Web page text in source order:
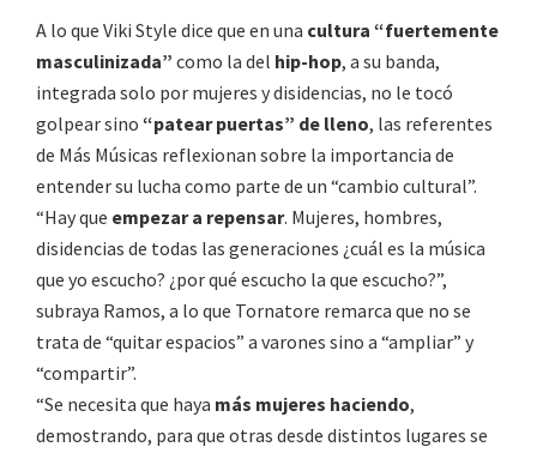
A lo que Viki Style dice que en una cultura “fuertemente
masculinizada” como la del hip-hop, a su banda,
integrada solo por mujeres y disidencias, no le tocó
golpear sino “patear puertas” de lleno, las referentes
de Más Músicas reflexionan sobre la importancia de
entender su lucha como parte de un “cambio cultural”.
“Hay que empezar a repensar. Mujeres, hombres,
disidencias de todas las generaciones ¿cuál es la música
que yo escucho? ¿por qué escucho la que escucho?”,
subraya Ramos, a lo que Tornatore remarca que no se
trata de “quitar espacios” a varones sino a “ampliar” y
“compartir”.
“Se necesita que haya más mujeres haciendo,
demostrando, para que otras desde distintos lugares se